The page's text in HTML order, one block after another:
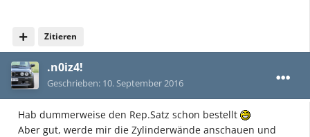
Zitieren
.n0iz4!
Geschrieben: 10. September 2016
Hab dummerweise den Rep.Satz schon bestellt
Aber gut, werde mir die Zylinderwände anschauen und